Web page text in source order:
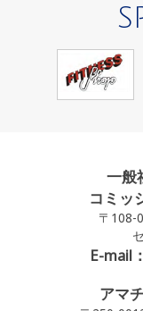
一般
コミッ
〒108-
E-mail：
アマ